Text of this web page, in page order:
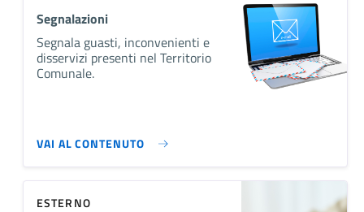
Segnalazioni
Segnala guasti, inconvenienti e
disservizi presenti nel Territorio
Comunale.
VAI AL CONTENUTO
ESTERNO